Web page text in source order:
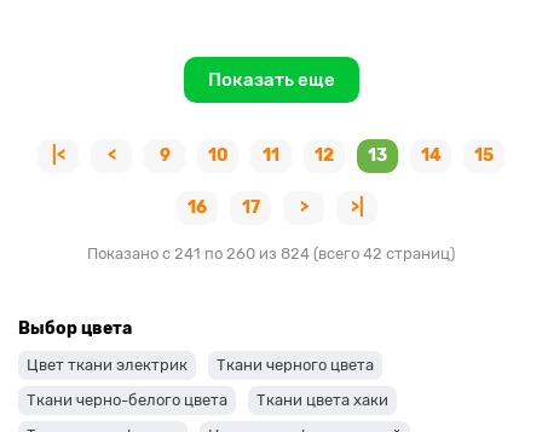
Показать еще
|< < 9 10 11 12 13 14 15
16 17 > >|
Показано с 241 по 260 из 824 (всего 42 страниц)
Выбор цвета
Цвет ткани электрик
Ткани черного цвета
Ткани черно-белого цвета
Ткани цвета хаки